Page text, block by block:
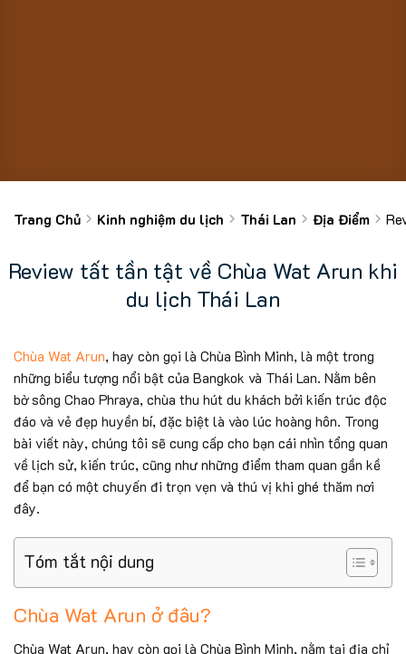
Trang Chủ Kinh nghiệm du lịch Thái Lan Địa Điểm
Review tất tần tật về Chùa Wat Arun khi
du lịch Thái Lan
Chùa Wat Arun, hay còn gọi là Chùa Bình Minh, là một trong
những biểu tượng nổi bật của Bangkok và Thái Lan. Nằm bên
bờ sông Chao Phraya, chùa thu hút du khách bởi kiến trúc độc
đáo và vẻ đẹp huyền bí, đặc biệt là vào lúc hoàng hôn. Trong
bài viết này, chúng tôi sẽ cung cấp cho bạn cái nhìn tổng quan
về lịch sử, kiến trúc, cũng như những điểm tham quan gần kề
để bạn có một chuyến đi trọn vẹn và thú vị khi ghé thăm nơi
đây.
Tóm tắt nội dung
Chùa Wat Arun ở đâu?
Chùa Wat Arun, hay còn gọi là Chùa Bình Minh, nằm tại địa chỉ